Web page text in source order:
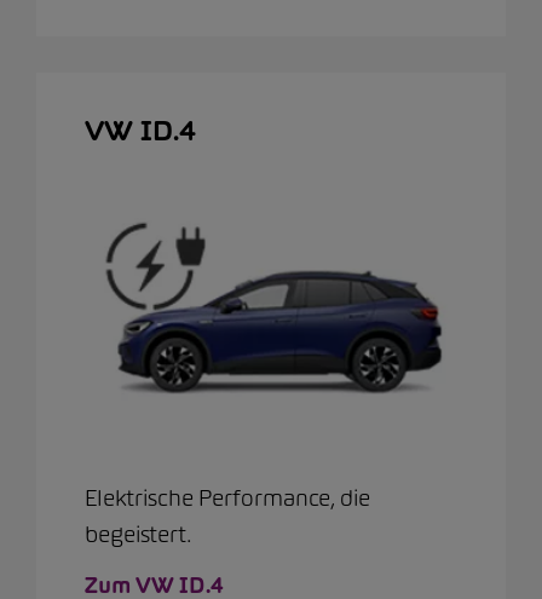
VW ID.4
Elektrische Performance, die
begeistert.
Zum VW ID.4